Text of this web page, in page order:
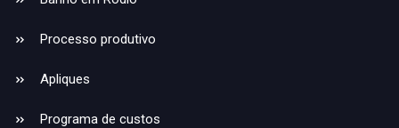
Processo produtivo
Apliques
Programa de custos